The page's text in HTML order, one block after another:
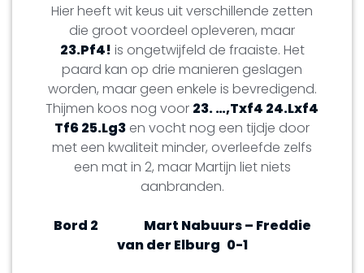
Hier heeft wit keus uit verschillende zetten
die groot voordeel opleveren, maar
23.Pf4! is ongetwijfeld de fraaiste. Het
paard kan op drie manieren geslagen
worden, maar geen enkele is bevredigend.
Thijmen koos nog voor 23. …,Txf4 24.Lxf4
Tf6 25.Lg3 en vocht nog een tijdje door
met een kwaliteit minder, overleefde zelfs
een mat in 2, maar Martijn liet niets
aanbranden.
Bord 2
Mart Nabuurs – Freddie
van der Elburg 0-1